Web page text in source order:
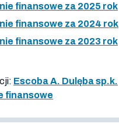
finansowe za 2025 rok
finansowe za 2024 rok
finansowe za 2023 rok
Escoba A. Dulęba sp.k.
finansowe